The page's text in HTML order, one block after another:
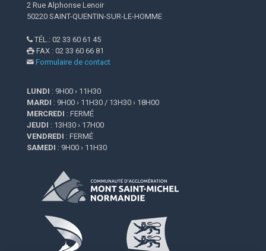
2 Rue Alphonse Lenoir
50220 SAINT-QUENTIN-SUR-LE-HOMME
 TÉL.: 02 33 60 61 45
 FAX : 02 33 60 66 81
 Formulaire de contact
LUNDI : 9H00 › 11H30
MARDI : 9H00 › 11H30 / 13H30 › 18H00
MERCREDI : FERMÉ
JEUDI : 13H30 › 17H00
VENDREDI : FERMÉ
SAMEDI : 9H00 › 11H30